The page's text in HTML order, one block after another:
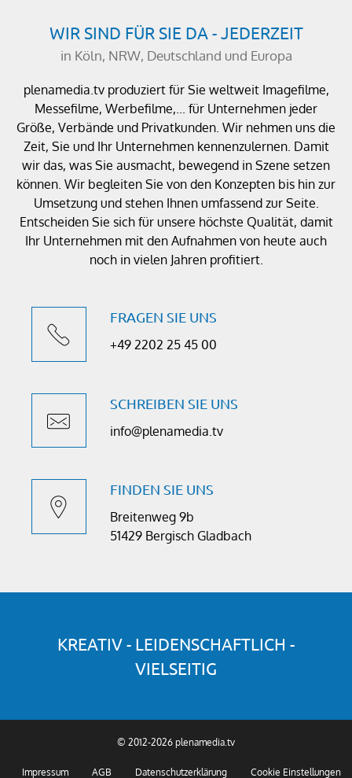
WIR SIND FÜR SIE DA - JEDERZEIT
in Köln, NRW, Deutschland und Europa
plenamedia.tv produziert für Sie weltweit Imagefilme,
Messefilme, Werbefilme,... für Unternehmen jeder
Größe, Verbände und Privatkunden. Wir nehmen uns die
Zeit, Sie und Ihr Unternehmen kennenzulernen. Damit
wir das, was Sie ausmacht, bewegend in Szene setzen
können. Wir begleiten Sie von den Konzepten bis hin zur
Umsetzung und stehen Ihnen umfassend zur Seite.
Entscheiden Sie sich für unsere höchste Qualität, damit
Ihr Unternehmen mit den Aufnahmen von heute auch
noch in vielen Jahren profitiert.
FRAGEN SIE UNS
+49 2202 25 45 00
SCHREIBEN SIE UNS
info@plenamedia.tv
FINDEN SIE UNS
Breitenweg 9b
51429 Bergisch Gladbach
KREATIV - LEIDENSCHAFTLICH -
VIELSEITIG
© 2012-2026 plenamedia.tv
Impressum AGB Datenschutzerklärung Cookie Einstellungen